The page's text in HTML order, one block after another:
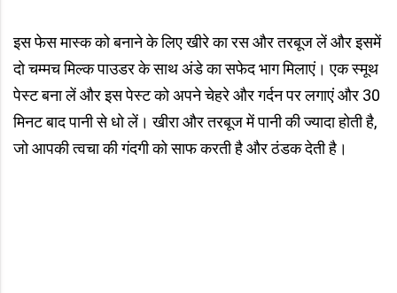
इस फेस मास्क को बनाने के लिए खीरे का रस और तरबूज लें और इसमें
दो चम्मच मिल्क पाउडर के साथ अंडे का सफेद भाग मिलाएं। एक स्मूथ
पेस्ट बना लें और इस पेस्ट को अपने चेहरे और गर्दन पर लगाएं और 30
मिनट बाद पानी से धो लें। खीरा और तरबूज में पानी की ज्यादा होती है,
जो आपकी त्वचा की गंदगी को साफ करती है और ठंडक देती है।